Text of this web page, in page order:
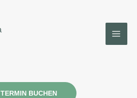
TERMIN BUCHEN